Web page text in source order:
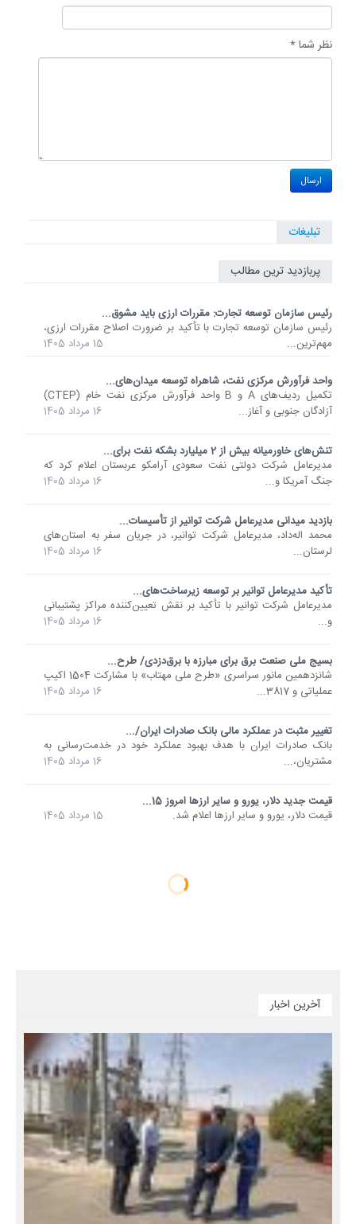
نظر شما *
تبلیغات
پربازدید ترین مطالب
رئیس سازمان توسعه تجارت: مقررات ارزی باید مشوق...
رئیس سازمان توسعه تجارت با تأکید بر ضرورت اصلاح مقررات ارزی،
مهم‌ترین...
15 مرداد 1405
واحد فرآورش مرکزی نفت، شاهراه توسعه میدان‌های...
تکمیل ردیف‌های A و B واحد فرآورش مرکزی نفت خام (CTEP)
آزادگان جنوبی و آغاز...
16 مرداد 1405
تنش‌های خاورمیانه بیش از 2 میلیارد بشکه نفت برای...
مدیرعامل شرکت دولتی نفت سعودی آرامکو عربستان اعلام کرد که
جنگ آمریکا و...
16 مرداد 1405
بازدید میدانی مدیرعامل شرکت توانیر از تأسیسات...
محمد اله‌داد، مدیرعامل شرکت توانیر، در جریان سفر به استان‌های
لرستان...
16 مرداد 1405
تأکید مدیرعامل توانیر بر توسعه زیرساخت‌های...
مدیرعامل شرکت توانیر با تأکید بر نقش تعیین‌کننده مراکز پشتیبانی
و...
16 مرداد 1405
بسیج ملی صنعت برق برای مبارزه با برق‌دزدی/ طرح...
شانزدهمین مانور سراسری «طرح ملی مهتاب» با مشارکت 1504 اکیپ
عملیاتی و 3817...
16 مرداد 1405
تغییر مثبت در عملکرد مالی بانک صادرات ایران/...
​بانک صادرات ایران با هدف بهبود عملکرد خود در خدمت‌رسانی به
مشتریان،...
16 مرداد 1405
قیمت جدید دلار، یورو و سایر ارزها امروز 15...
قیمت دلار، یورو و سایر ارزها اعلام شد.
15 مرداد 1405
آخرین اخبار